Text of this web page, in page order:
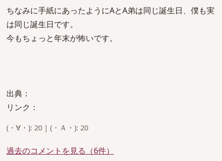
ちなみに手紙にあったようにAとA弟は同じ誕生日、僕も実
は同じ誕生日です。
今もちょっと年末が怖いです。
出典：
リンク：
(・∀・): 20 | (・Ａ・): 20
過去のコメントを見る（6件）